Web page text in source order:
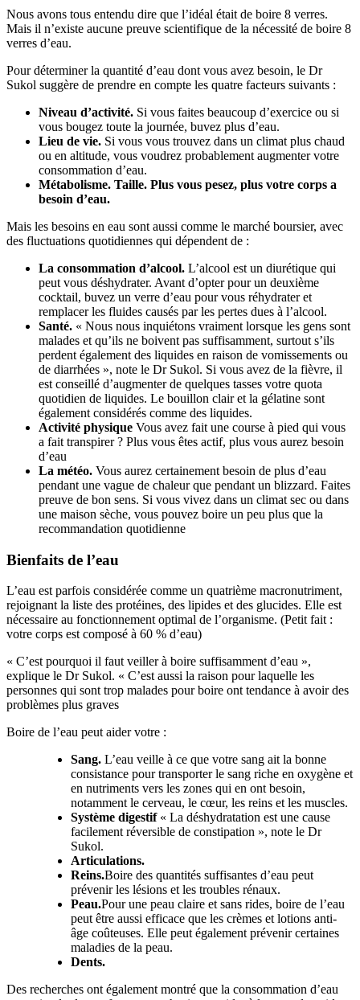
Nous avons tous entendu dire que l’idéal était de boire 8 verres.
Mais il n’existe aucune preuve scientifique de la nécessité de boire 8
verres d’eau.
Pour déterminer la quantité d’eau dont vous avez besoin, le Dr
Sukol suggère de prendre en compte les quatre facteurs suivants :
Niveau d’activité. Si vous faites beaucoup d’exercice ou si
vous bougez toute la journée, buvez plus d’eau.
Lieu de vie. Si vous vous trouvez dans un climat plus chaud
ou en altitude, vous voudrez probablement augmenter votre
consommation d’eau.
Métabolisme. Taille. Plus vous pesez, plus votre corps a
besoin d’eau.
Mais les besoins en eau sont aussi comme le marché boursier, avec
des fluctuations quotidiennes qui dépendent de :
La consommation d’alcool. L’alcool est un diurétique qui
peut vous déshydrater. Avant d’opter pour un deuxième
cocktail, buvez un verre d’eau pour vous réhydrater et
remplacer les fluides causés par les pertes dues à l’alcool.
Santé. « Nous nous inquiétons vraiment lorsque les gens sont
malades et qu’ils ne boivent pas suffisamment, surtout s’ils
perdent également des liquides en raison de vomissements ou
de diarrhées », note le Dr Sukol. Si vous avez de la fièvre, il
est conseillé d’augmenter de quelques tasses votre quota
quotidien de liquides. Le bouillon clair et la gélatine sont
également considérés comme des liquides.
Activité physique Vous avez fait une course à pied qui vous
a fait transpirer ? Plus vous êtes actif, plus vous aurez besoin
d’eau
La météo. Vous aurez certainement besoin de plus d’eau
pendant une vague de chaleur que pendant un blizzard. Faites
preuve de bon sens. Si vous vivez dans un climat sec ou dans
une maison sèche, vous pouvez boire un peu plus que la
recommandation quotidienne
Bienfaits de l’eau
L’eau est parfois considérée comme un quatrième macronutriment,
rejoignant la liste des protéines, des lipides et des glucides. Elle est
nécessaire au fonctionnement optimal de l’organisme. (Petit fait :
votre corps est composé à 60 % d’eau)
« C’est pourquoi il faut veiller à boire suffisamment d’eau »,
explique le Dr Sukol. « C’est aussi la raison pour laquelle les
personnes qui sont trop malades pour boire ont tendance à avoir des
problèmes plus graves
Boire de l’eau peut aider votre :
Sang. L’eau veille à ce que votre sang ait la bonne
consistance pour transporter le sang riche en oxygène et
en nutriments vers les zones qui en ont besoin,
notamment le cerveau, le cœur, les reins et les muscles.
Système digestif« La déshydratation est une cause
facilement réversible de constipation », note le Dr
Sukol.
Articulations.
Reins.Boire des quantités suffisantes d’eau peut
prévenir les lésions et les troubles rénaux.
Peau.Pour une peau claire et sans rides, boire de l’eau
peut être aussi efficace que les crèmes et lotions anti-
âge coûteuses. Elle peut également prévenir certaines
maladies de la peau.
Dents.
Des recherches ont également montré que la consommation d’eau